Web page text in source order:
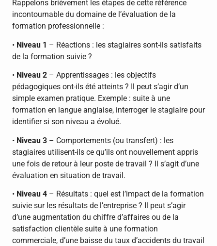
Rappelons brièvement les étapes de cette référence
incontournable du domaine de l’évaluation de la
formation professionnelle :
• Niveau 1 – Réactions : les stagiaires sont-ils satisfaits
de la formation suivie ?
• Niveau 2 – Apprentissages : les objectifs
pédagogiques ont-ils été atteints ? Il peut s’agir d’un
simple examen pratique. Exemple : suite à une
formation en langue anglaise, interroger le stagiaire pour
identifier si son niveau a évolué.
• Niveau 3 – Comportements (ou transfert) : les
stagiaires utilisent-ils ce qu’ils ont nouvellement appris
une fois de retour à leur poste de travail ? Il s’agit d’une
évaluation en situation de travail.
• Niveau 4 – Résultats : quel est l’impact de la formation
suivie sur les résultats de l’entreprise ? Il peut s’agir
d’une augmentation du chiffre d’affaires ou de la
satisfaction clientèle suite à une formation
commerciale, d’une baisse du taux d’accidents du travail